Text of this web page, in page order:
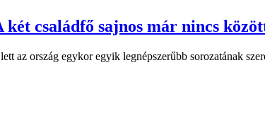
családfő sajnos már nincs
az ország egykor egyik legnépszerűbb sorozatának